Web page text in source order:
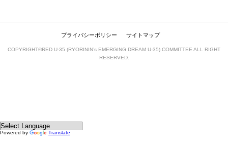
プライバシーポリシー サイトマップ
COPYRIGHT©RED U-35 (RYORININ’s EMERGING DREAM U-35) COMMITTEE ALL RIGHT
RESERVED.
Powered by Translate